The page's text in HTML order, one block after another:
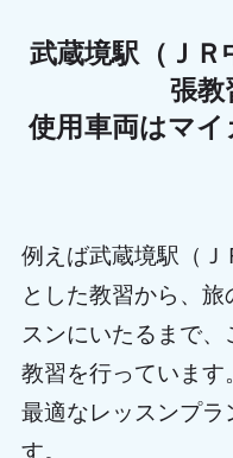
武蔵境駅（Ｊ
張教
使用車両はマ
例えば武蔵境駅（
とした教習から、
スンにいたるまで
教習を行っています
最適なレッスンプラ
す。